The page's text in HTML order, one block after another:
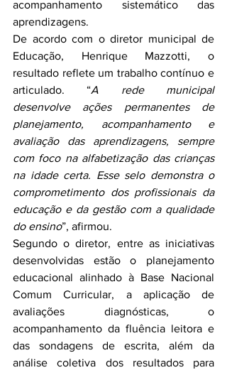
acompanhamento sistemático das
aprendizagens.
De acordo com o diretor municipal de
Educação, Henrique Mazzotti, o
resultado reflete um trabalho contínuo e
articulado. “A rede municipal
desenvolve ações permanentes de
planejamento, acompanhamento e
avaliação das aprendizagens, sempre
com foco na alfabetização das crianças
na idade certa. Esse selo demonstra o
comprometimento dos profissionais da
educação e da gestão com a qualidade
do ensino”, afirmou.
Segundo o diretor, entre as iniciativas
desenvolvidas estão o planejamento
educacional alinhado à Base Nacional
Comum Curricular, a aplicação de
avaliações diagnósticas, o
acompanhamento da fluência leitora e
das sondagens de escrita, além da
análise coletiva dos resultados para